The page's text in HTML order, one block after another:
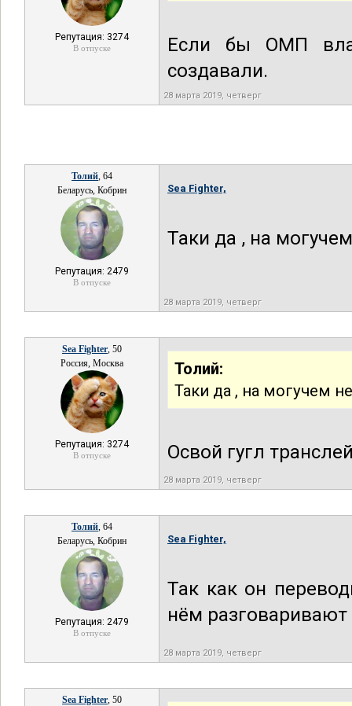
Репутация: 3274
В отпуске
Если бы ОМП
создавали.
28 марта 2019, четверг
Толий, 64
Беларусь, Кобрин
Репутация: 2479
В отпуске
Sea Fighter,
Таки да , на
28 марта 2019, четверг
Sea Fighter, 50
Россия, Москва
Репутация: 3274
В отпуске
Толий:
Таки да , на могучем
Освой гугл
28 марта 2019, четверг
Толий, 64
Беларусь, Кобрин
Репутация: 2479
В отпуске
Sea Fighter,
Так как он
нём разговаривают
28 марта 2019, четверг
Sea Fighter, 50